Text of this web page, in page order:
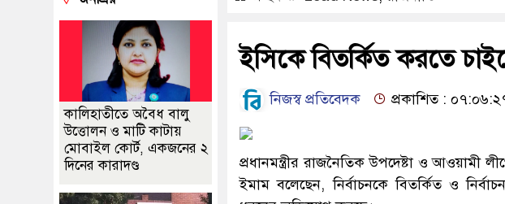
ইসিকে বিতর্কিত করতে
নিজস্ব প্রতিবেদক প্রকাশিত :
প্রধানমন্ত্রীর রাজনৈতিক উপদেষ্টা ও আওয়ামী
ইমাম বলেছেন, নির্বাচনকে বিতর্কিত ও
কালিহাতীতে অবৈধ বালু
উত্তোলন ও মাটি কাটায়
মোবাইল কোর্ট, একজনের ২
দিনের কারাদণ্ড